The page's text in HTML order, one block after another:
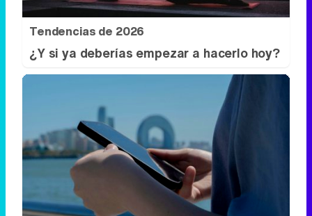
¿Sabes qué baja tu ánimo?
¿Te notas más irritable últimamente?
Puede ser por este hábito